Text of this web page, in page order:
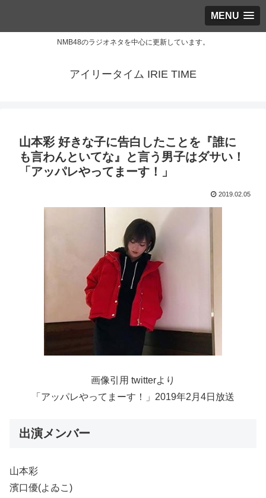
MENU
NMB48のラジオネタを中心に更新しています。
アイリータイム IRIE TIME
山本彩 好きな子に告白したことを『誰に
も言わんといてな』と言う男子はダサい！
「アッパレやってまーす！」
2019.02.05
画像引用 twitterより
「アッパレやってまーす！」2019年2月4日放送
出演メンバー
山本彩
濱口優(よゐこ)